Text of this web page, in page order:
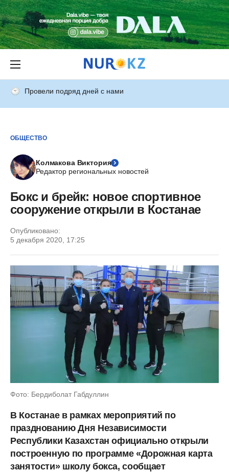
Провели подряд дней с нами
ОБЩЕСТВО
Колмакова Виктория
Редактор региональных новостей
Бокс и брейк: новое спортивное
сооружение открыли в Костанае
Опубликовано:
5 декабря 2020, 17:25
Фото: Бердиболат Габдуллин
В Костанае в рамках мероприятий по
празднованию Дня Независимости
Республики Казахстан официально открыли
построенную по программе «Дорожная карта
занятости» школу бокса, сообщает